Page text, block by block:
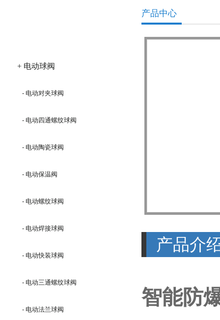
+ 电动球阀
- 电动对夹球阀
- 电动四通螺纹球阀
- 电动陶瓷球阀
- 电动保温阀
- 电动螺纹球阀
- 电动焊接球阀
- 电动快装球阀
- 电动三通螺纹球阀
- 电动法兰球阀
产品中心
产品介
智能防